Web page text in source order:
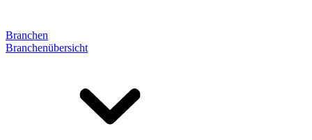
Branchen
Branchenübersicht